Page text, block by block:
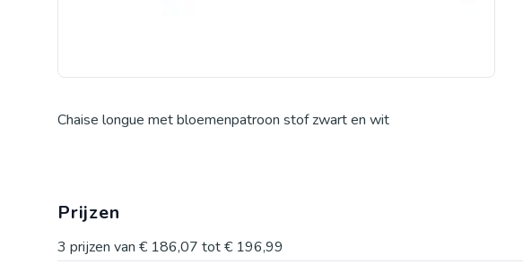
Chaise longue met bloemenpatroon stof zwart en wit
Prijzen
3 prijzen van € 186,07 tot€ 196,99